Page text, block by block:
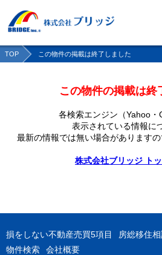
TOP この物件の掲載は終了しました
この物件の掲載は終
各検索エンジン（Yahoo
表示されている情報に
最新の情報では無い場合がありますの
株式会社ブリッジ ト
損をしない不動産売買5項目
房総移住
物件検索
会社概要